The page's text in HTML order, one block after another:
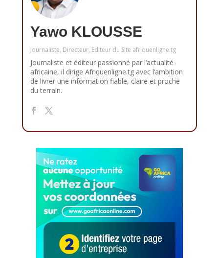
Yawo KLOUSSE
Journaliste, Directeur, Editeur du Site afriquenligne.tg
Journaliste et éditeur passionné par l’actualité
africaine, il dirige Afriquenligne.tg avec l’ambition
de livrer une information fiable, claire et proche
du terrain.